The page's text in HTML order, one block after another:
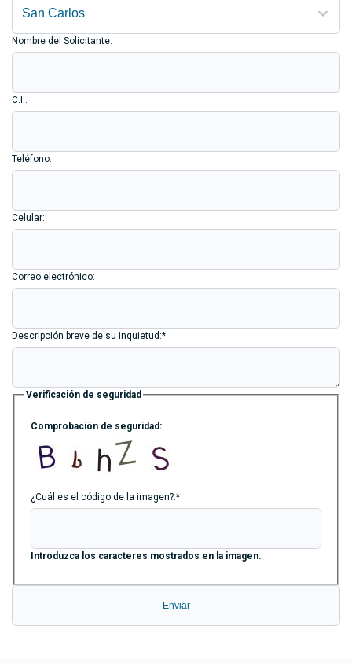
Nombre del Solicitante:
C.I.:
Teléfono:
Celular:
Correo electrónico:
Descripción breve de su inquietud:*
Verificación de seguridad
Comprobación de seguridad:
¿Cuál es el código de la imagen?:*
Introduzca los caracteres mostrados en la imagen.